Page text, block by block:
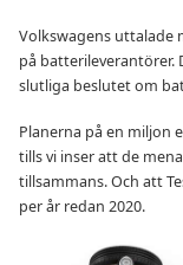
Volkswagens uttalade
på batterileverantörer.
slutliga beslutet om
Planerna på en miljon
tills vi inser att de
tillsammans. Och att
per år redan 2020.